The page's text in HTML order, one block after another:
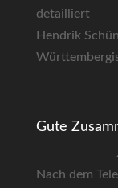
detailliert
Hendrik
Gute
Nach dem